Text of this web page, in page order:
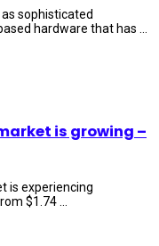
sophisticated
hardware that has ...
is growing –
is experiencing
$1.74 ...